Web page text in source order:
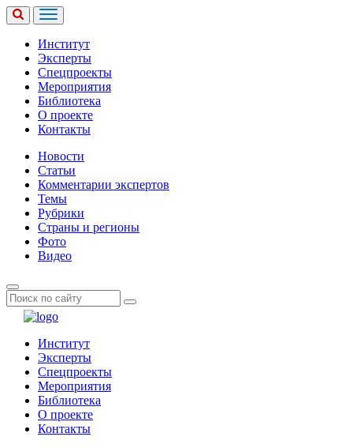
Институт
Эксперты
Спецпроекты
Мероприятия
Библиотека
О проекте
Контакты
Новости
Статьи
Комментарии экспертов
Темы
Рубрики
Страны и регионы
Фото
Видео
Институт
Эксперты
Спецпроекты
Мероприятия
Библиотека
О проекте
Контакты